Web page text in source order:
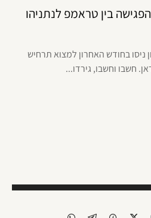
בין טראמפ לנתניהו
בחודש האחרון למצוא תרחיש
חשבו וחשבו, גירדו...